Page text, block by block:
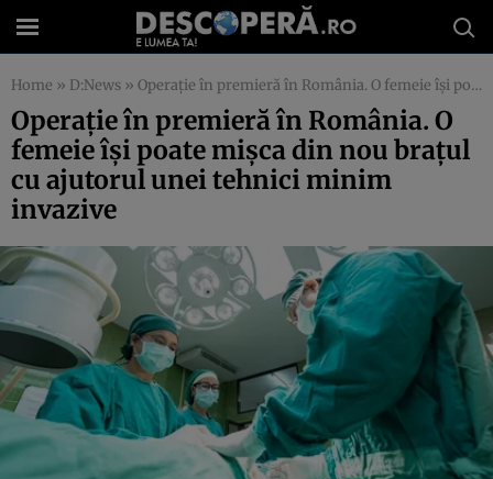
Home » D:News » Operație în premieră în România. O femeie își poate mișca din nou brațul cu ajutorul unei tehnici minim invazive
Operație în premieră în România. O
femeie își poate mișca din nou brațul
cu ajutorul unei tehnici minim
invazive